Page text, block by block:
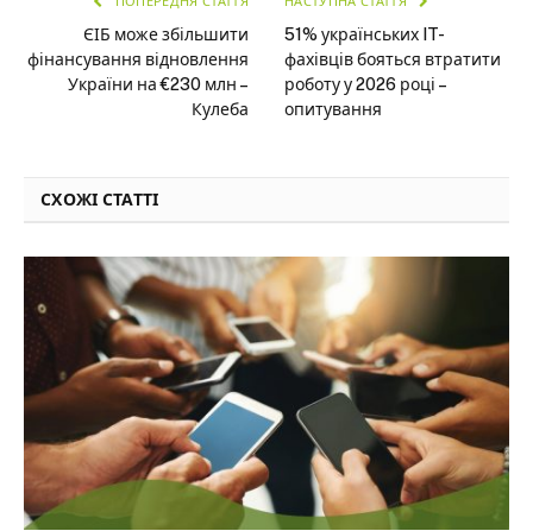
ЄІБ може збільшити
фінансування відновлення
України на €230 млн –
Кулеба
51% українських IT-
фахівців бояться втратити
роботу у 2026 році –
опитування
СХОЖІ СТАТТІ